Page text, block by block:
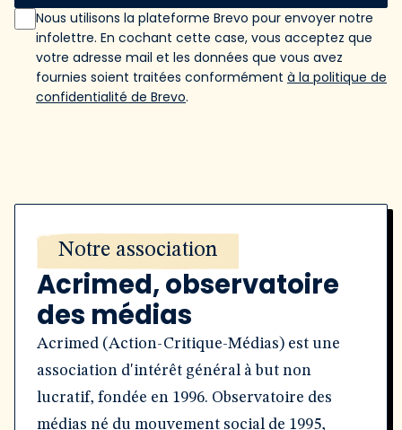
Nous utilisons la plateforme Brevo pour envoyer notre
infolettre. En cochant cette case, vous acceptez que
votre adresse mail et les données que vous avez
fournies soient traitées conformément à la politique de
confidentialité de Brevo.
Notre association
Acrimed, observatoire
des médias
Acrimed (Action-Critique-Médias) est une
association d'intérêt général à but non
lucratif, fondée en 1996. Observatoire des
médias né du mouvement social de 1995,